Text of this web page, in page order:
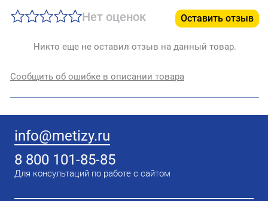
Нет оценок Оставить отзыв
Никто еще не оставил отзыв на данный товар.
Сообщить об ошибке в описании товара
info@metizy.ru
8 800 101-85-85
Для консультаций по работе с сайтом